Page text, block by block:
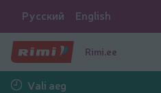
Русский English
Rimi.ee
Vali aeg